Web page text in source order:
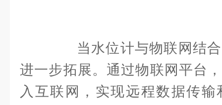
当水位计与物联网结合
进一步拓展。通过物联网平台
入互联网，实现远程数据传